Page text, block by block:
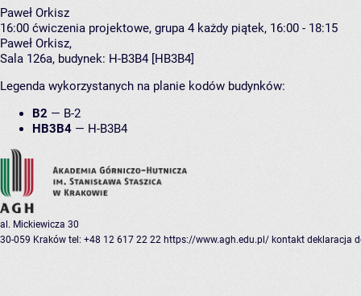
Paweł Orkisz
16:00 ćwiczenia projektowe, grupa 4 każdy piątek, 16:00 - 18:15
Paweł Orkisz,
Sala 126a, budynek: H-B3B4 [HB3B4]
Legenda wykorzystanych na planie kodów budynków:
B2 — B-2
HB3B4 — H-B3B4
al. Mickiewicza 30
30-059 Kraków tel: +48 12 617 22 22 https://www.agh.edu.pl/ kontakt deklaracja